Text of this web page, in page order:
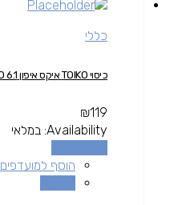
כללי
כיסוי TOIKO איקס איפון 15PRO 6.1
₪119
Availability: במלאי
הוסף למועדפים